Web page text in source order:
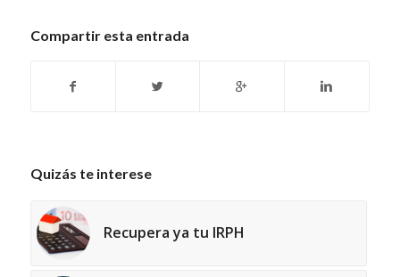
Compartir esta entrada
Quizás te interese
Recupera ya tu IRPH